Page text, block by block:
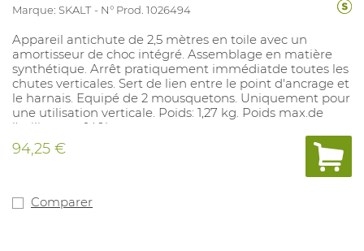
Marque: SKALT N° Prod. 1026494
Appareil antichute de 2,5 mètres en toile avec un
amortisseur de choc intégré. Assemblage en matière
synthétique. Arrêt pratiquement immédiatde toutes les
chutes verticales. Sert de lien entre le point d'ancrage et
le harnais. Equipé de 2 mousquetons. Uniquement pour
une utilisation verticale. Poids: 1,27 kg. Poids max.de
l'utilisateur: 140kg.
94,25 €
Comparer